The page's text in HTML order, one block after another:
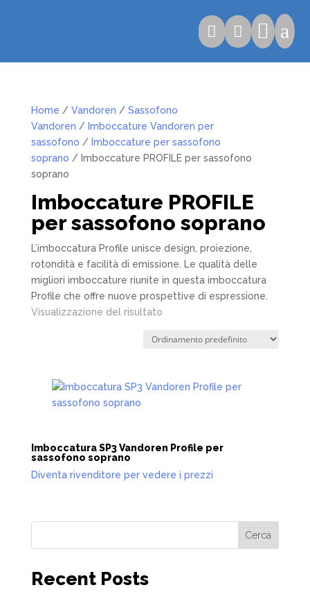
   a
Home / Vandoren / Sassofono
Vandoren / Imboccature Vandoren per
sassofono / Imboccature per sassofono
soprano / Imboccature PROFILE per sassofono
soprano
Imboccature PROFILE
per sassofono soprano
L’imboccatura Profile unisce design, proiezione,
rotondità e facilità di emissione. Le qualità delle
migliori imboccature riunite in questa imboccatura
Profile che offre nuove prospettive di espressione.
Visualizzazione del risultato
Imboccatura SP3 Vandoren Profile per
sassofono soprano
Diventa rivenditore per vedere i prezzi
Cerca
Recent Posts